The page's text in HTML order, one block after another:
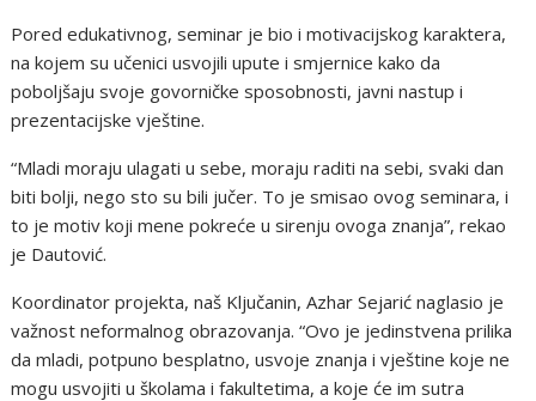
Pored edukativnog, seminar je bio i motivacijskog karaktera,
na kojem su učenici usvojili upute i smjernice kako da
poboljšaju svoje govorničke sposobnosti, javni nastup i
prezentacijske vještine.
“Mladi moraju ulagati u sebe, moraju raditi na sebi, svaki dan
biti bolji, nego sto su bili jučer. To je smisao ovog seminara, i
to je motiv koji mene pokreće u sirenju ovoga znanja”, rekao
je Dautović.
Koordinator projekta, naš Ključanin, Azhar Sejarić naglasio je
važnost neformalnog obrazovanja. “Ovo je jedinstvena prilika
da mladi, potpuno besplatno, usvoje znanja i vještine koje ne
mogu usvojiti u školama i fakultetima, a koje će im sutra